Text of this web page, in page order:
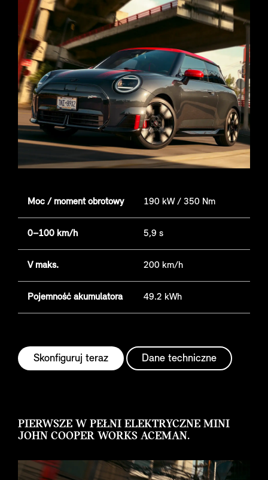
Moc / moment obrotowy 190 kW / 350 Nm
0–100 km/h 5,9 s
V maks. 200 km/h
Pojemność akumulatora 49.2 kWh
Skonfiguruj teraz Dane techniczne
PIERWSZE W PEŁNI ELEKTRYCZNE MINI
JOHN COOPER WORKS ACEMAN.